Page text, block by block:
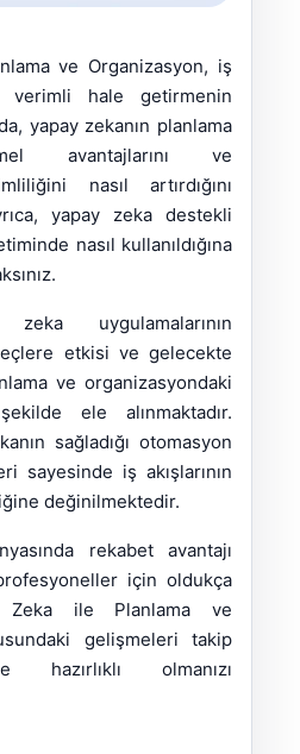
ve Organizasyon, iş
verimli hale getirmenin
yapay zekanın planlama
avantajlarını ve
nasıl artırdığını
yapay zeka destekli
nasıl kullanıldığına
uygulamalarının
etkisi ve gelecekte
ve organizasyondaki
ele alınmaktadır.
sağladığı otomasyon
sayesinde iş akışlarının
değinilmektedir.
rekabet avantajı
için oldukça
Zeka ile Planlama ve
gelişmeleri takip
hazırlıklı olmanızı